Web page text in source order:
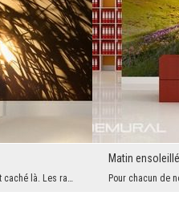
Littéralement, vous pouvez voir s'il est caché là. Les rayons nous parviennent entre les brins d'...
Matin